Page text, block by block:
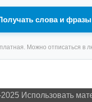
слова и
Можно отписаться в
Использовать